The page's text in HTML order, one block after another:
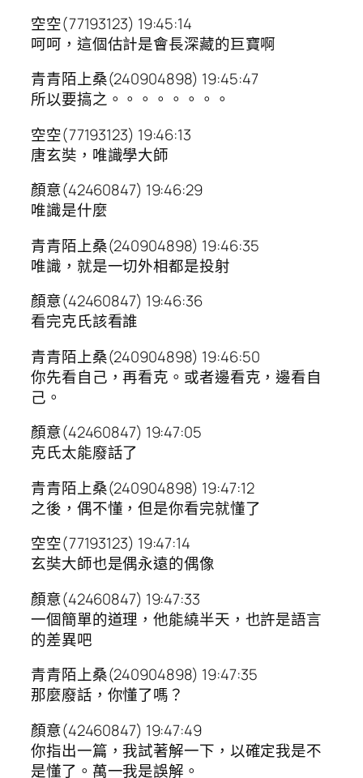
空空(77193123) 19:45:14
呵呵，這個估計是會長深藏的巨寶啊
青青陌上桑(240904898) 19:45:47
所以要搞之。。。。。。。。
空空(77193123) 19:46:13
唐玄奘，唯識學大師
顏意(42460847) 19:46:29
唯識是什麼
青青陌上桑(240904898) 19:46:35
唯識，就是一切外相都是投射
顏意(42460847) 19:46:36
看完克氏該看誰
青青陌上桑(240904898) 19:46:50
你先看自己，再看克。或者邊看克，邊看自
己。
顏意(42460847) 19:47:05
克氏太能廢話了
青青陌上桑(240904898) 19:47:12
之後，偶不懂，但是你看完就懂了
空空(77193123) 19:47:14
玄奘大師也是偶永遠的偶像
顏意(42460847) 19:47:33
一個簡單的道理，他能繞半天，也許是語言
的差異吧
青青陌上桑(240904898) 19:47:35
那麼廢話，你懂了嗎？
顏意(42460847) 19:47:49
你指出一篇，我試著解一下，以確定我是不
是懂了。萬一我是誤解。